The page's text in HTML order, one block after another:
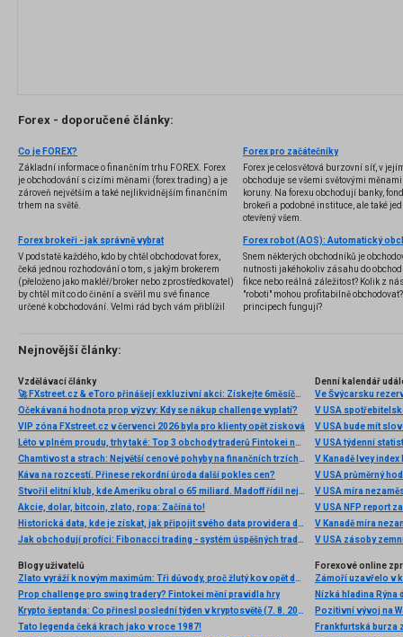
Forex - doporučené články:
Co je FOREX?
Základní informace o finančním trhu FOREX. Forex
je obchodování s cizími měnami (forex trading) a je
zároveň největším a také nejlikvidnějším finančním
trhem na světě.
Forex pro začátečníky
Forex je celosvětová burzovní síť, v
obchoduje se všemi světovými
koruny. Na forexu obchodují banky,
brokeři a podobné instituce, ale také
otevřený všem.
Forex brokeři - jak správně vybrat
V podstatě každého, kdo by chtěl obchodovat forex,
čeká jednou rozhodování o tom, s jakým brokerem
(přeloženo jako makléř/broker nebo zprostředkovatel)
by chtěl mít co do činění a svěřil mu své finance
určené k obchodování. Velmi rád bych vám přiblížil
několik příkladů nejznámějších z nich.
Snem některých obchodníků je
nutnosti jakéhokoliv zásahu do
fikce nebo reálná záležitost? Kolik z
"roboti" mohou profitabilně
principech fungují?
Nejnovější články:
Vzdělávací články
🚀 FXstreet.cz & eToro přinášejí exkluzivní akci: Získejte 6měsíční členství ve VIP zóně ZDARMA
Očekávaná hodnota prop výzvy: Kdy se nákup challenge vyplatí?
VIP zóna FXstreet.cz v červenci 2026 byla pro klienty opět zisková
Léto v plném proudu, trhy také: Top 3 obchody traderů Fintokei na indexech a zlatě
Chamtivost a strach: Největší cenové pohyby na finančních trzích (červenec 2026)
Káva na rozcestí. Přinese rekordní úroda další pokles cen?
Stvořil elitní klub, kde Ameriku obral o 65 miliard. Madoff řídil největší Ponzi dějin
Akcie, dolar, bitcoin, zlato, ropa: Začíná to!
Historická data, kde je získat, jak připojit svého data providera do MultiCharts a proč je budeme potřebovat? (4. díl)
Jak obchodují profíci: Fibonacci trading - systém úspěšných traderů
Denní kalendář
Ve Švýcarsku
V USA
V USA bude mít
V USA týdenní
V Kanadě Ivey index
V USA průměrný
V USA míra
V USA NFP report
V Kanadě míra
V USA zásoby
Blogy uživatelů
Zlato vyráží k novým maximům: Tři důvody, proč žlutý kov opět dominuje
Prop challenge pro swing tradery? Fintokei mění pravidla hry
Krypto šeptanda: Co přinesl poslední týden v kryptosvětě (7. 8. 2026)
Tato legenda čeká krach jako v roce 1987!
Forexové online
Nízká hladina
Pozitivní vývoj na
Frankfurtská burza